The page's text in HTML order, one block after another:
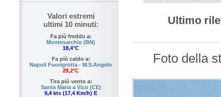
Valori estremi
ultimi 10 minuti:
Fa più freddo a:
Montesarchio (BN)
18,4°C
Fa più caldo a:
Napoli Fuorigrotta - M.S.Angelo
29,2°C
Tira più vento a:
Santa Maria a Vico (CE)
9,4 kts (17,4 Km/h) E
Ultimo
Foto della